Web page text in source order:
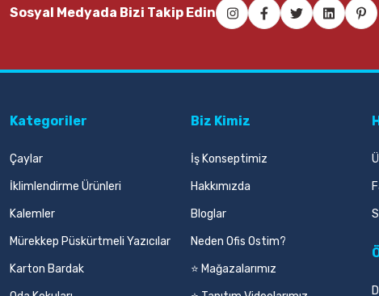
Sosyal Medyada Bizi Takip Edin
Kategoriler
Çaylar
İklimlendirme Ürünleri
Kalemler
Mürekkep Püskürtmeli Yazıcılar
Karton Bardak
Biz Kimiz
İş Konseptimiz
Hakkımızda
Bloglar
Neden Ofis Ostim?
⭐ Mağazalarımız